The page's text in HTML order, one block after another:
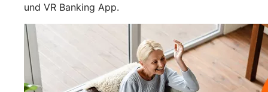
und VR Banking App.